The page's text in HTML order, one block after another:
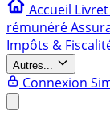
Accueil
rémunéré
Impôts &
Autres...
Connexion